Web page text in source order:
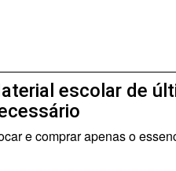
escolar de
e comprar apenas o